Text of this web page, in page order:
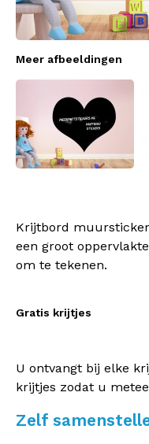
Meer afbeeldingen
Krijtbord
een groot
om te tekenen.
Gratis krijtjes
U ontvangt bij elke
krijtjes zodat u
Zelf